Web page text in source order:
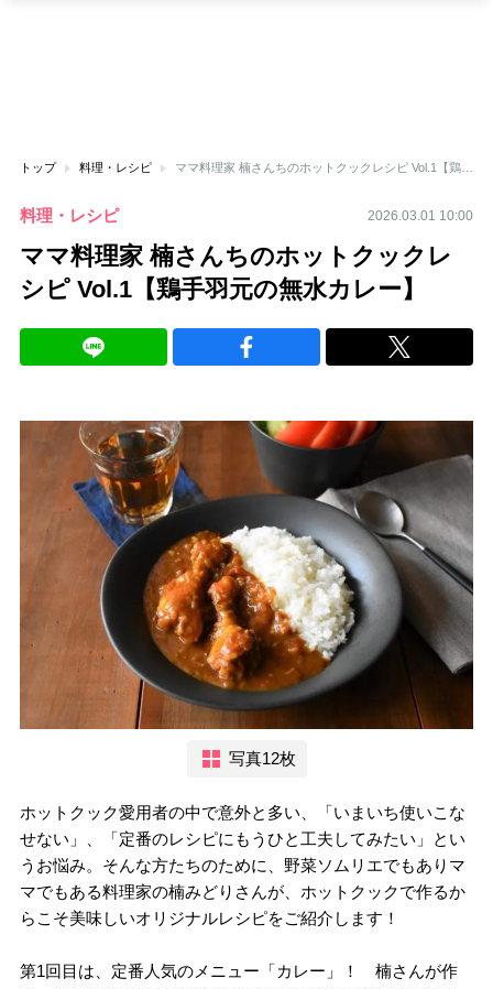
トップ 料理・レシピ ママ料理家 楠さんちのホットクックレシピ Vol.1【鶏手羽元の無水カレー】
料理・レシピ 2026.03.01 10:00
ママ料理家 楠さんちのホットクックレ
シピ Vol.1【鶏手羽元の無水カレー】
写真12枚
ホットクック愛用者の中で意外と多い、「いまいち使いこな
せない」、「定番のレシピにもうひと工夫してみたい」とい
うお悩み。そんな方たちのために、野菜ソムリエでもありマ
マでもある料理家の楠みどりさんが、ホットクックで作るか
らこそ美味しいオリジナルレシピをご紹介します！
第1回目は、定番人気のメニュー「カレー」！ 楠さんが作